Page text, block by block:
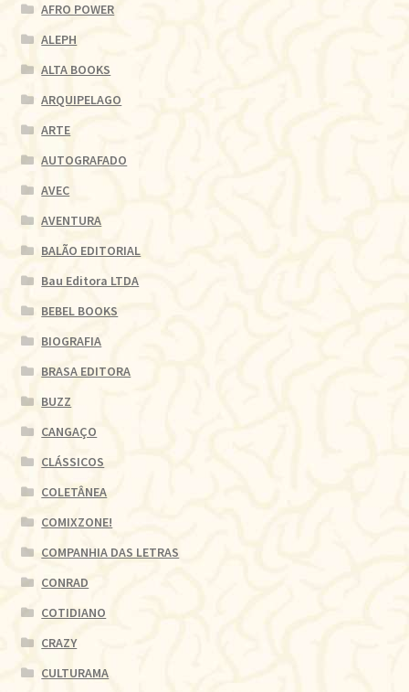
AFRO POWER
ALEPH
ALTA BOOKS
ARQUIPELAGO
ARTE
AUTOGRAFADO
AVEC
AVENTURA
BALÃO EDITORIAL
Bau Editora LTDA
BEBEL BOOKS
BIOGRAFIA
BRASA EDITORA
BUZZ
CANGAÇO
CLÁSSICOS
COLETÂNEA
COMIXZONE!
COMPANHIA DAS LETRAS
CONRAD
COTIDIANO
CRAZY
CULTURAMA